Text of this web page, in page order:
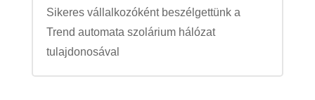
Sikeres vállalkozóként beszélgettünk a
Trend automata szolárium hálózat
tulajdonosával